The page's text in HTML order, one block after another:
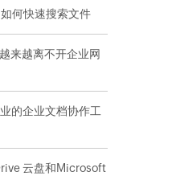
何快速搜索文件
来越离不开企业网
的企业文档协作工
云盘和Microsoft